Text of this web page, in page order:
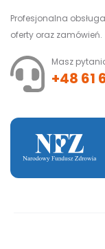
Profesjonalna
oferty oraz zamówień.
Masz
+48 61